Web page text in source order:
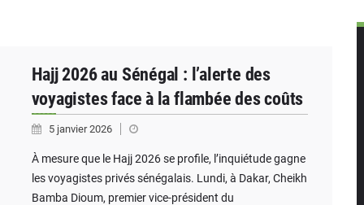
dette, cybersécurité : les grands dossiers à la une de la presse
Hajj 2026 au Sénégal : l’alerte des
voyagistes face à la flambée des coûts
5 janvier 2026
À mesure que le Hajj 2026 se profile, l’inquiétude gagne
les voyagistes privés sénégalais. Lundi, à Dakar, Cheikh
Bamba Dioum, premier vice-président du